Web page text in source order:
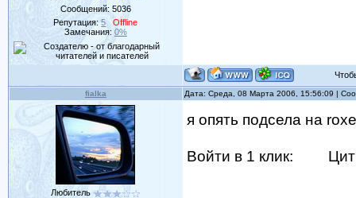
Сообщений: 5036
Репутация:5
Offline
Замечания: 0%
fialka Дата: Среда, 08 Марта 2006, 15:56:09 |
Любитель
я опять подсела на
Войти в 1 клик: